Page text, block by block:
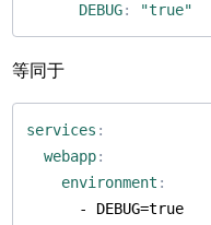
DEBUG: "true"
等同于
services :
webapp:
environment :
- DEBUG=true